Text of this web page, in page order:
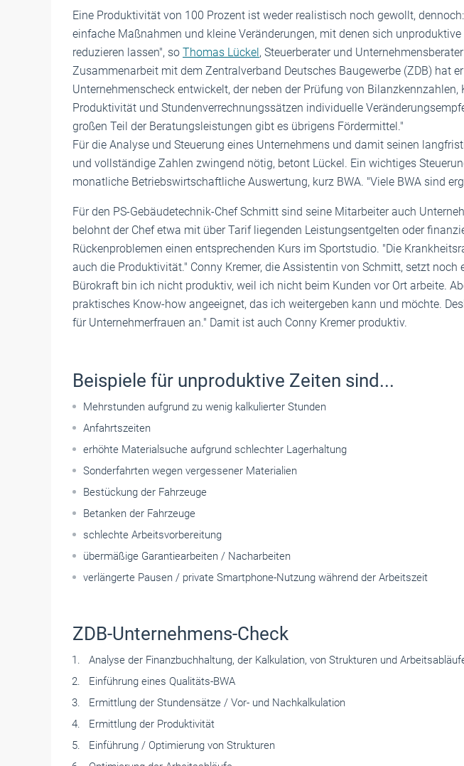
Eine Produktivität von 100 Prozent ist weder realistisch noch gewollt,
einfache Maßnahmen und kleine Veränderungen, mit denen sich
reduzieren lassen", so Thomas Lückel, Steuerberater und
Zusammenarbeit mit dem Zentralverband Deutsches Baugewerbe (ZDB) hat
Unternehmenscheck entwickelt, der neben der Prüfung von Bilanzkennzahlen,
Produktivität und Stundenverrechnungssätzen individuelle
großen Teil der Beratungsleistungen gibt es übrigens Fördermittel."
Für die Analyse und Steuerung eines Unternehmens und damit seinen
und vollständige Zahlen zwingend nötig, betont Lückel. Ein wichtiges
monatliche Betriebswirtschaftliche Auswertung, kurz BWA. "Viele BWA sind
Für den PS-Gebäudetechnik-Chef Schmitt sind seine Mitarbeiter auch
belohnt der Chef etwa mit über Tarif liegenden Leistungsentgelten oder
Rückenproblemen einen entsprechenden Kurs im Sportstudio. "Die
auch die Produktivität." Conny Kremer, die Assistentin von Schmitt, setzt noch
Bürokraft bin ich nicht produktiv, weil ich nicht beim Kunden vor Ort arbeite.
praktisches Know-how angeeignet, das ich weitergeben kann und möchte.
für Unternehmerfrauen an." Damit ist auch Conny Kremer produktiv.
Beispiele für unproduktive Zeiten sind...
Mehrstunden aufgrund zu wenig kalkulierter Stunden
Anfahrtszeiten
erhöhte Materialsuche aufgrund schlechter Lagerhaltung
Sonderfahrten wegen vergessener ­Materialien
Bestückung der Fahrzeuge
Betanken der Fahrzeuge
schlechte Arbeitsvorbereitung
übermäßige Garantiearbeiten / Nacharbeiten
verlängerte Pausen / private Smartphone-Nutzung während der Arbeitszeit
ZDB-Unternehmens-Check
Analyse der Finanzbuchhaltung, der ­Kalkulation, von Strukturen und
Einführung eines Qualitäts-BWA
Ermittlung der Stundensätze / Vor- und Nachkalkulation
Ermittlung der Produktivität
Einführung / Optimierung von Strukturen